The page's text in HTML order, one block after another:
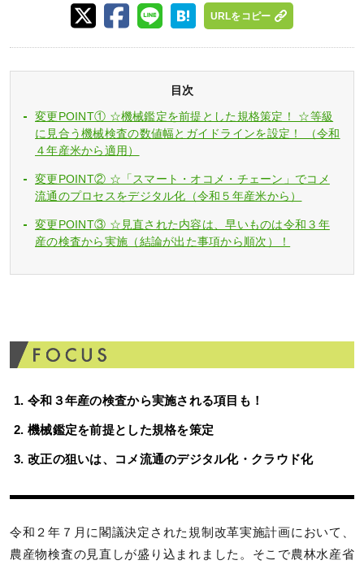
URLをコピー
目次
変更POINT① ☆機械鑑定を前提とした規格策定！ ☆等級
に見合う機械検査の数値幅とガイドラインを設定！ （令和
４年産米から適用）
変更POINT② ☆「スマート・オコメ・チェーン」でコメ
流通のプロセスをデジタル化（令和５年産米から）
変更POINT③ ☆見直された内容は、早いものは令和３年
産の検査から実施（結論が出た事項から順次）！
令和３年産の検査から実施される項目も！
機械鑑定を前提とした規格を策定
改正の狙いは、コメ流通のデジタル化・クラウド化
令和２年７月に閣議決定された規制改革実施計画において、
農産物検査の見直しが盛り込まれました。そこで農林水産省